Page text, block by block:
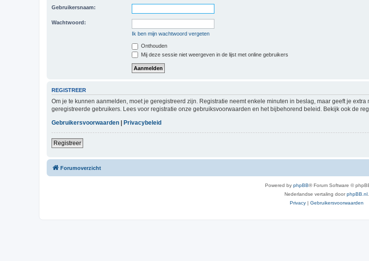
Gebruikersnaam:
Wachtwoord:
Ik ben mijn wachtwoord vergeten
Onthouden
Mij deze sessie niet weergeven in de lijst met online gebruikers
REGISTREER
Om je te kunnen aanmelden, moet je geregistreerd zijn. Registratie neemt enkele minuten in beslag, maar geeft je
geregistreerde gebruikers. Lees voor registratie onze gebruiksvoorwaarden en het bijbehorend beleid. Bekijk ook de
Gebruikersvoorwaarden | Privacybeleid
Registreer
Forumoverzicht
Powered by phpBB® Forum Software ©
Nederlandse vertaling doorphpBB.nl
Privacy | Gebruikersvoorwaarden